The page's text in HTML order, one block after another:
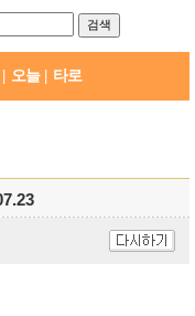
오늘 타로